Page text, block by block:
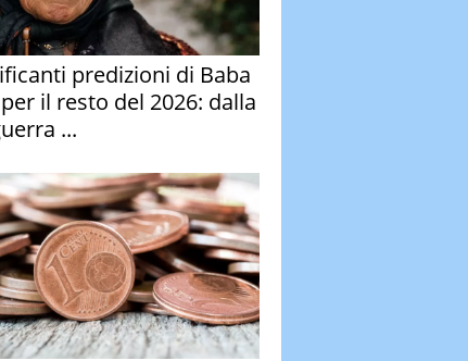
predizioni di Baba
il resto del 2026: dalla
...